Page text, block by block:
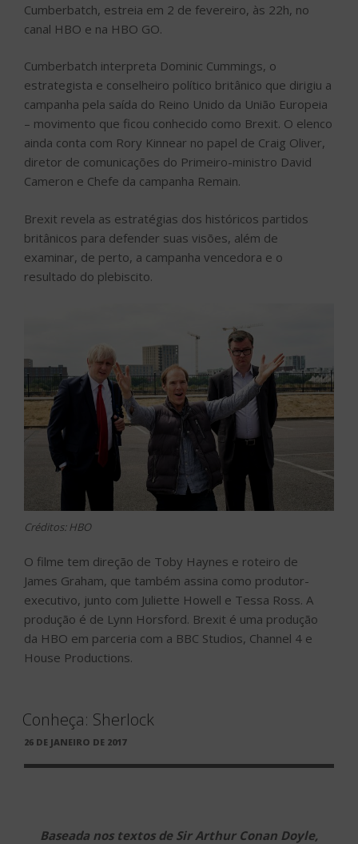
Cumberbatch, estreia em 2 de fevereiro, às 22h, no
canal HBO e na HBO GO.
Cumberbatch interpreta Dominic Cummings, o
estrategista e conselheiro político britânico que dirigiu a
campanha pela saída do Reino Unido da União Europeia
– movimento que ficou conhecido como Brexit. O elenco
ainda conta com Rory Kinnear no papel de Craig Oliver,
diretor de comunicações do Primeiro-ministro David
Cameron e Chefe da campanha Remain.
Brexit revela as estratégias dos históricos partidos
britânicos para defender suas visões, além de
examinar, de perto, a campanha vencedora e o
resultado do plebiscito.
Créditos: HBO
O filme tem direção de Toby Haynes e roteiro de
James Graham, que também assina como produtor-
executivo, junto com Juliette Howell e Tessa Ross. A
produção é de Lynn Horsford. Brexit é uma produção
da HBO em parceria com a BBC Studios, Channel 4 e
House Productions.
Conheça: Sherlock
PUBLICADO
26 DE JANEIRO DE 2017
Baseada nos textos de Sir Arthur Conan Doyle,